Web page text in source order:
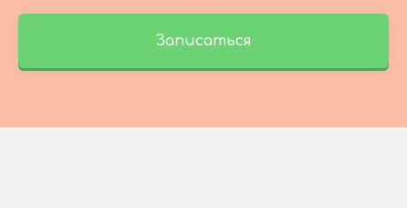
Записаться